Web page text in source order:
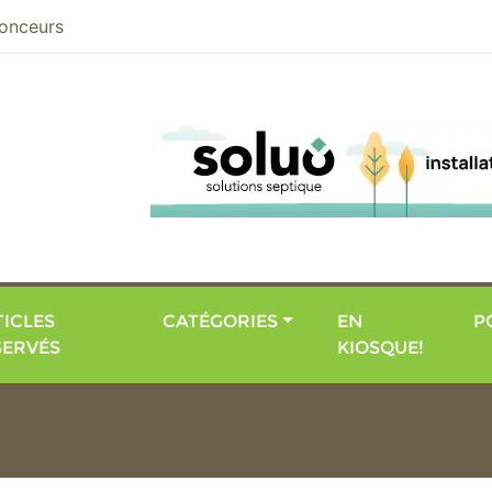
CATÉGORIES
EN
KIOSQUE!